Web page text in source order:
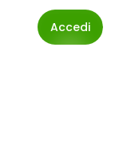
Accedi